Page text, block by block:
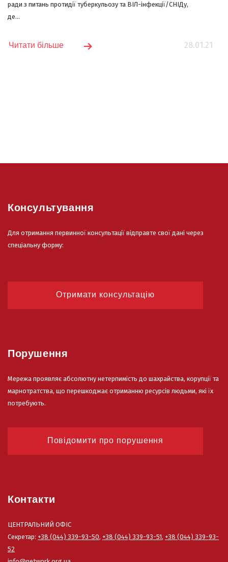
ради з питань протидії туберкульозу та ВІЛ-інфекції/СНІДу,
де...
28.01.21
Читати більше
Консультування
Для отримання первинної консультації відправте свої дані через
спеціальну форму:
Отримати консультацію
Порушення
Мережа проявляє абсолютну нетерпимість до шахрайства, корупції та
марнотратства, що перешкоджає отриманню ресурсів людьми, які їх
потребують.
Повідомити про порушення
Контакти
ЦЕНТРАЛЬНИЙ ОФІС
Секретар: +38 (044) 339-93-50, +38 (044) 339-93-51, +38 (044) 339-93-
52